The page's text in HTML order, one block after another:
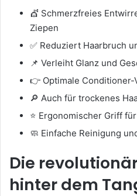
💇 Schmerzfreies
Ziepen
✅ Reduziert Haarbruch
📌 Verleiht Glanz und
👉 Optimale Conditioner-
🔎 Auch für trockenes
⭐ Ergonomischer Griff
🧼 Einfache Reinigung
Die
hinter dem